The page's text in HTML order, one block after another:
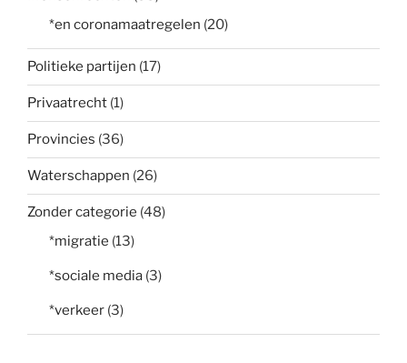
*en coronamaatregelen (20)
Politieke partijen (17)
Privaatrecht (1)
Provincies (36)
Waterschappen (26)
Zonder categorie (48)
*migratie (13)
*sociale media (3)
*verkeer (3)